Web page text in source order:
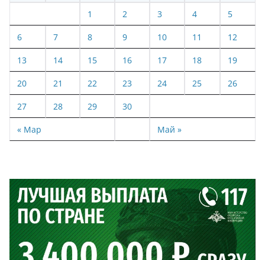
« Мар Май »
1 2 3 4 5
6 7 8 9 10 11 12
13 14 15 16 17 18 19
20 21 22 23 24 25 26
27 28 29 30